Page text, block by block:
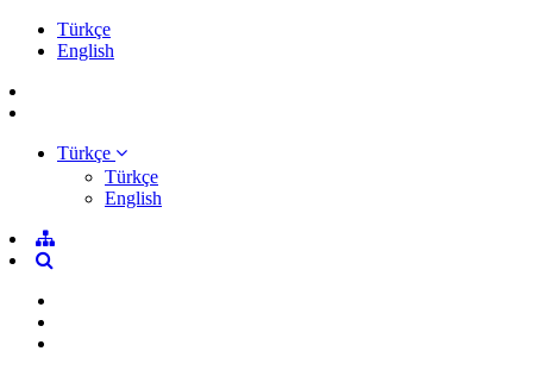
Türkçe
English
Türkçe
Türkçe
English